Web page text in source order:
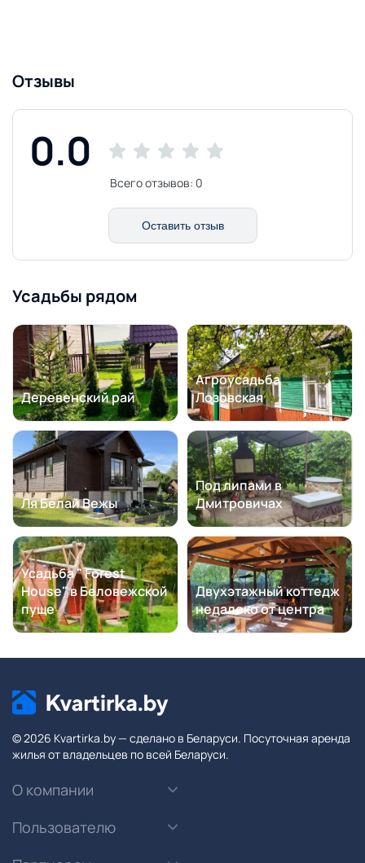
Отзывы
0.0
Всего отзывов: 0
Оставить отзыв
Усадьбы рядом
Деревенский рай
Агроусадьба
Лозовская
Ля Белай Вежы
Под липами в
Дмитровичах
Усадьба " Forest
House" в Беловежской
пуще
Двухэтажный коттедж
недалеко от центра
© 2026 Kvartirka.by — сделано в Беларуси. Посуточная аренда
жилья от владельцев по всей Беларуси.
О компании
Пользователю